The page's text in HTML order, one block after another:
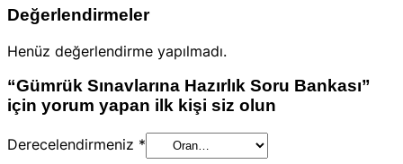
Değerlendirmeler
Henüz değerlendirme yapılmadı.
“Gümrük Sınavlarına Hazırlık Soru Bankası”
için yorum yapan ilk kişi siz olun
Derecelendirmeniz *